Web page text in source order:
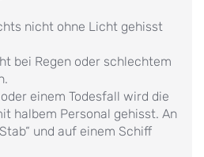
nicht ohne Licht gehisst
bei Regen oder schlechtem
einem Todesfall wird die
halbem Personal gehisst. An
und auf einem Schiff